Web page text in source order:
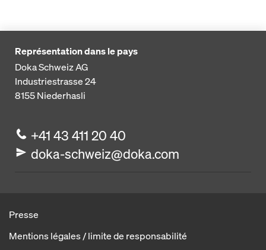
Représentation dans le pays
Doka Schweiz AG
Industriestrasse 24
8155Niederhasli
+41 43 411 20 40
doka-schweiz@doka.com
Presse
Mentions légales / limite de responsabilité